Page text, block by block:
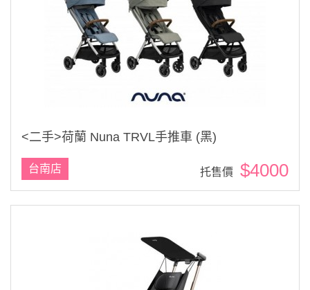
<二手>荷蘭 Nuna TRVL手推車 (黑)
$4000
托售價
台南店